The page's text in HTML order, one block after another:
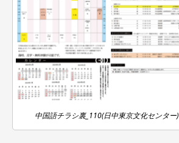
中国語チラシ裏_110(日中東京文化センター)